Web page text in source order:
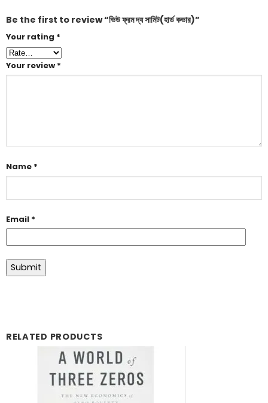
Be the first to review “ভিউ ফ্রম দ্য সামিট(হার্ড কভার)”
Your rating *
Your review *
Name *
Email *
RELATED PRODUCTS